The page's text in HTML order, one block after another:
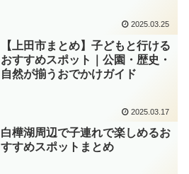
2025.03.25
【上田市まとめ】子どもと行ける
おすすめスポット｜公園・歴史・
自然が揃うおでかけガイド
2025.03.17
白樺湖周辺で子連れで楽しめるお
すすめスポットまとめ